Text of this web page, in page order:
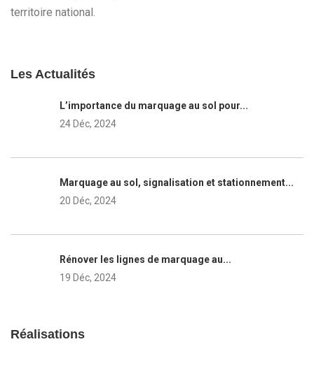
territoire national.
Les Actualités
L’importance du marquage au sol pour...
24 Déc, 2024
Marquage au sol, signalisation et stationnement...
20 Déc, 2024
Rénover les lignes de marquage au...
19 Déc, 2024
Réalisations